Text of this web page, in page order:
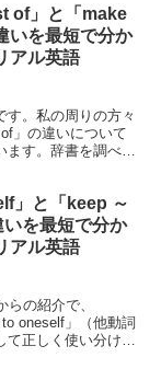
of」と「make
いを最短で分か
アル英語
す。私の周りの方々
」の違いについて
す。辞書を調べる
」と「keep ～
を最短で分か
アル英語
らの紹介で、
oneself」（他動詞
正しく使い分けが